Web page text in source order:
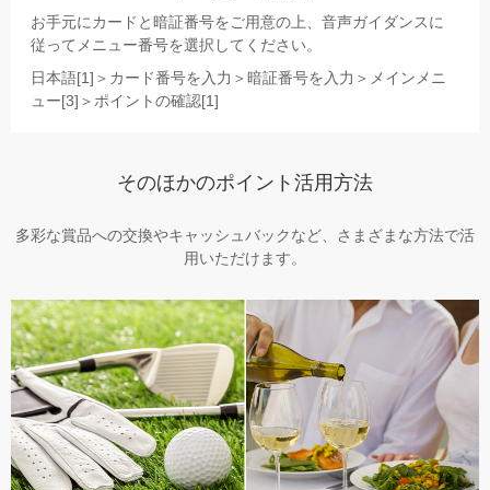
お手元にカードと暗証番号をご用意の上、音声ガイダンスに
従ってメニュー番号を選択してください。
日本語[1]＞カード番号を入力＞暗証番号を入力＞メインメニ
ュー[3]＞ポイントの確認[1]
そのほかのポイント活⽤⽅法
多彩な賞品への交換やキャッシュバックなど、さまざまな⽅法で活
⽤いただけます。